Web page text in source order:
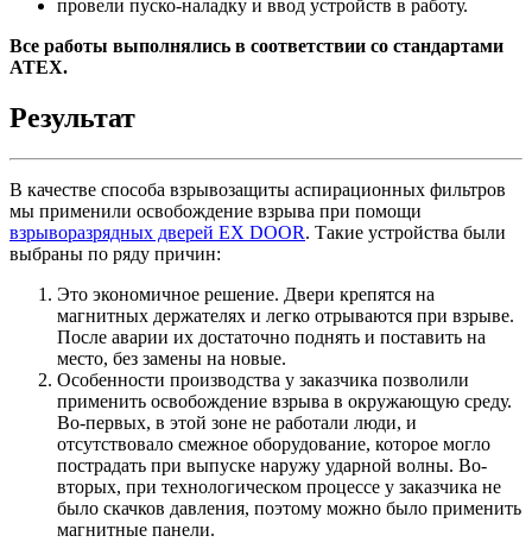
провели пуско-наладку и ввод устройств в работу.
Все работы выполнялись в соответствии со стандартами
ATEX.
Результат
В качестве способа взрывозащиты аспирационных фильтров
мы применили освобождение взрыва при помощи
взрыворазрядных дверей EX DOOR. Такие устройства были
выбраны по ряду причин:
Это экономичное решение. Двери крепятся на
магнитных держателях и легко отрываются при взрыве.
После аварии их достаточно поднять и поставить на
место, без замены на новые.
Особенности производства у заказчика позволили
применить освобождение взрыва в окружающую среду.
Во-первых, в этой зоне не работали люди, и
отсутствовало смежное оборудование, которое могло
пострадать при выпуске наружу ударной волны. Во-
вторых, при технологическом процессе у заказчика не
было скачков давления, поэтому можно было применить
магнитные панели.